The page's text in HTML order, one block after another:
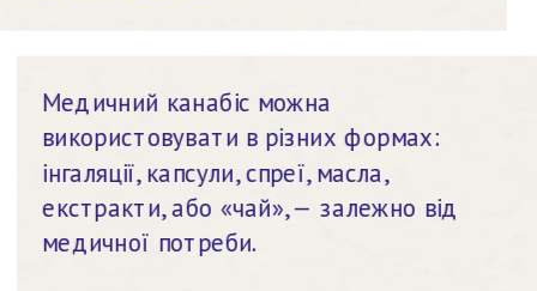
Медичний канабіс можна
використовувати в різних формах:
інгаляції, капсули, спреї, масла,
екстракти, або «чай», — залежно від
медичної потреби.